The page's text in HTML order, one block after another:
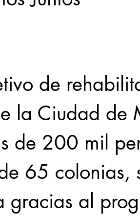
de
la Ciudad de
de 200 mil
65 colonias,
gracias al